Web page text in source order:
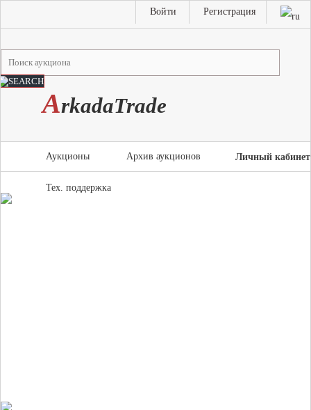
Войти Регистрация
ArkadaTrade
Личный кабинет
Аукционы Архив аукционов
Тех. поддержка